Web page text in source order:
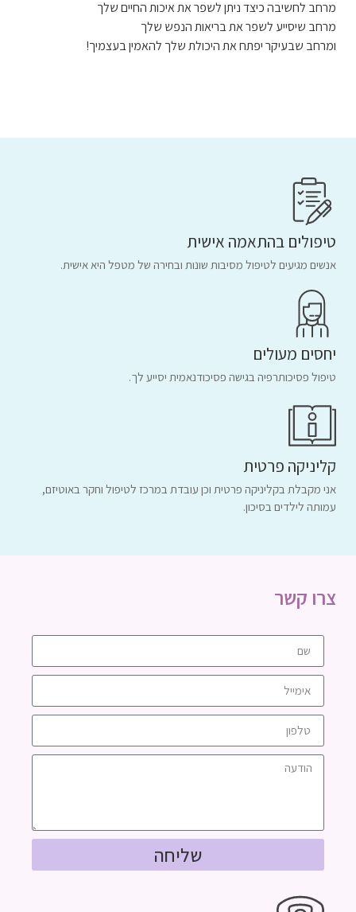
מרחב לחשיבה כיצד ניתן לשפר את איכות החיים שלך
מרחב שיסייע לשפר את בריאות הנפש שלך
ומרחב שבעיקר יפתח את היכולת שלך להאמין בעצמיך!
טיפולים בהתאמה אישית
אנשים מגיעים לטיפול מסיבות שונות ובחירה של מטפל היא אישית.
יחסים מעולים
טיפול פסיכותרפיה בגישה פסיכודנאמית יסייע לך.
קליניקה פרטית
אני מקבלת בקליניקה פרטית וכן עובדת במרכז לטיפול וחקר באוטיזם,
עמותה לילדים בסיכון.
צרו קשר
שליחה